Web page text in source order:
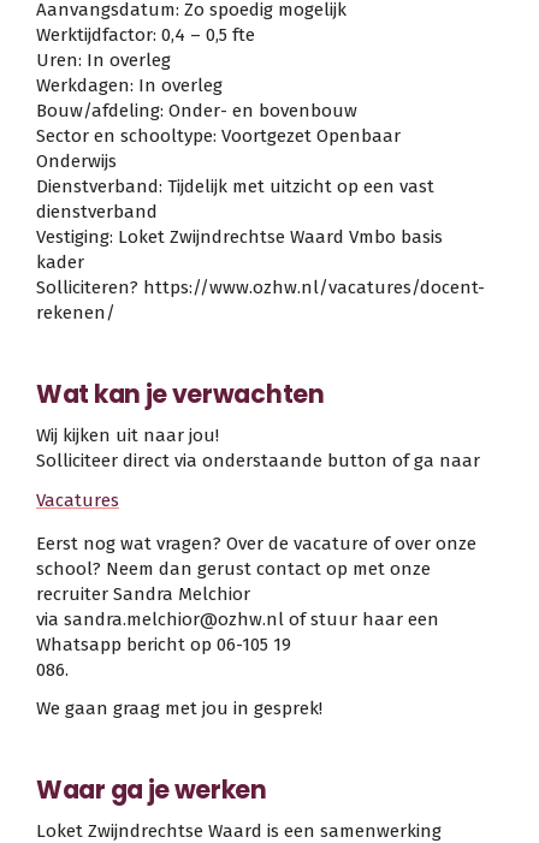
Aanvangsdatum: Zo spoedig mogelijk
Werktijdfactor: 0,4 – 0,5 fte
Uren: In overleg
Werkdagen: In overleg
Bouw/afdeling: Onder- en bovenbouw
Sector en schooltype: Voortgezet Openbaar
Onderwijs
Dienstverband: Tijdelijk met uitzicht op een vast
dienstverband
Vestiging: Loket Zwijndrechtse Waard Vmbo basis
kader
Solliciteren? https://www.ozhw.nl/vacatures/docent-
rekenen/
Wat kan je verwachten
Wij kijken uit naar jou!
Solliciteer direct via onderstaande button of ga naar
Vacatures
Eerst nog wat vragen? Over de vacature of over onze
school? Neem dan gerust contact op met onze
recruiter Sandra Melchior
via sandra.melchior@ozhw.nl of stuur haar een
Whatsapp bericht op 06-105 19
086.
We gaan graag met jou in gesprek!
Waar ga je werken
Loket Zwijndrechtse Waard is een samenwerking